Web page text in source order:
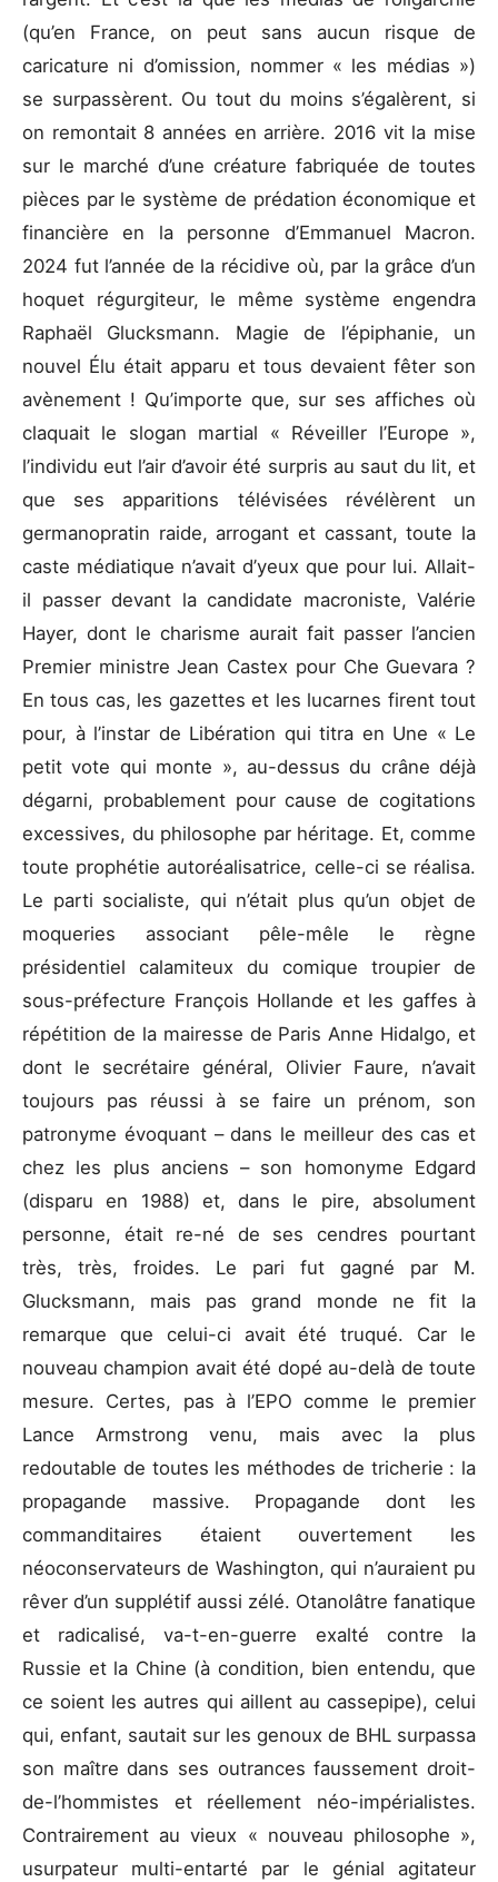
(qu’en France, on peut sans aucun risque de
caricature ni d’omission, nommer « les médias »)
se surpassèrent. Ou tout du moins s’égalèrent, si
on remontait 8 années en arrière. 2016 vit la mise
sur le marché d’une créature fabriquée de toutes
pièces par le système de prédation économique et
financière en la personne d’Emmanuel Macron.
2024 fut l’année de la récidive où, par la grâce d’un
hoquet régurgiteur, le même système engendra
Raphaël Glucksmann. Magie de l’épiphanie, un
nouvel Élu était apparu et tous devaient fêter son
avènement ! Qu’importe que, sur ses affiches où
claquait le slogan martial « Réveiller l’Europe »,
l’individu eut l’air d’avoir été surpris au saut du lit, et
que ses apparitions télévisées révélèrent un
germanopratin raide, arrogant et cassant, toute la
caste médiatique n’avait d’yeux que pour lui. Allait-
il passer devant la candidate macroniste, Valérie
Hayer, dont le charisme aurait fait passer l’ancien
Premier ministre Jean Castex pour Che Guevara ?
En tous cas, les gazettes et les lucarnes firent tout
pour, à l’instar de Libération qui titra en Une « Le
petit vote qui monte », au-dessus du crâne déjà
dégarni, probablement pour cause de cogitations
excessives, du philosophe par héritage. Et, comme
toute prophétie autoréalisatrice, celle-ci se réalisa.
Le parti socialiste, qui n’était plus qu’un objet de
moqueries associant pêle-mêle le règne
présidentiel calamiteux du comique troupier de
sous-préfecture François Hollande et les gaffes à
répétition de la mairesse de Paris Anne Hidalgo, et
dont le secrétaire général, Olivier Faure, n’avait
toujours pas réussi à se faire un prénom, son
patronyme évoquant – dans le meilleur des cas et
chez les plus anciens – son homonyme Edgard
(disparu en 1988) et, dans le pire, absolument
personne, était re-né de ses cendres pourtant
très, très, froides. Le pari fut gagné par M.
Glucksmann, mais pas grand monde ne fit la
remarque que celui-ci avait été truqué. Car le
nouveau champion avait été dopé au-delà de toute
mesure. Certes, pas à l’EPO comme le premier
Lance Armstrong venu, mais avec la plus
redoutable de toutes les méthodes de tricherie : la
propagande massive. Propagande dont les
commanditaires étaient ouvertement les
néoconservateurs de Washington, qui n’auraient pu
rêver d’un supplétif aussi zélé. Otanolâtre fanatique
et radicalisé, va-t-en-guerre exalté contre la
Russie et la Chine (à condition, bien entendu, que
ce soient les autres qui aillent au cassepipe), celui
qui, enfant, sautait sur les genoux de BHL surpassa
son maître dans ses outrances faussement droit-
de-l’hommistes et réellement néo-impérialistes.
Contrairement au vieux « nouveau philosophe »,
usurpateur multi-entarté par le génial agitateur